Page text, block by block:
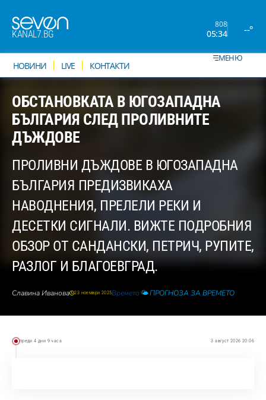
KANAL7.BG
808
05:34 --°
НОВИНИ LIVE КОНТАКТИ
МЕНЮ
ОБСТАНОВКАТА В ЮГОЗАПАДНА
БЪЛГАРИЯ СЛЕД ПРОЛИВНИТЕ
ДЪЖДОВЕ
ПРОЛИВНИ ДЪЖДОВЕ В ЮГОЗАПАДНА
БЪЛГАРИЯ ПРЕДИЗВИКАХА
НАВОДНЕНИЯ, ПРЕЛЕЛИ РЕКИ И
ДЕСЕТКИ СИГНАЛИ. ВИЖТЕ ПОДРОБНИЯ
ОБЗОР ОТ САНДАНСКИ, ПЕТРИЧ, РУПИТЕ,
РАЗЛОГ И БЛАГОЕВГРАД.
Славина Иванова 23 ноември 2025Времето🌤️ ПРОГНОЗА ЗА ВРЕМЕТО
преди 4 дни 9 часа 3 август 2026 20:06